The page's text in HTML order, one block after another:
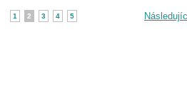
1 2 3 4 5